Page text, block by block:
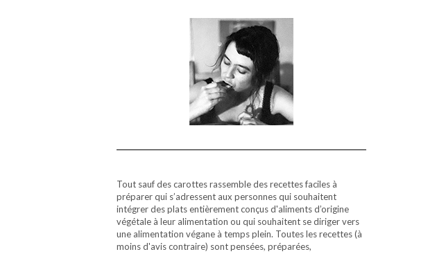
Tout sauf des carottes rassemble des recettes faciles à
préparer qui s’adressent aux personnes qui souhaitent
intégrer des plats entièrement conçus d'aliments d’origine
végétale à leur alimentation ou qui souhaitent se diriger vers
une alimentation végane à temps plein. Toutes les recettes (à
moins d'avis contraire) sont pensées, préparées,